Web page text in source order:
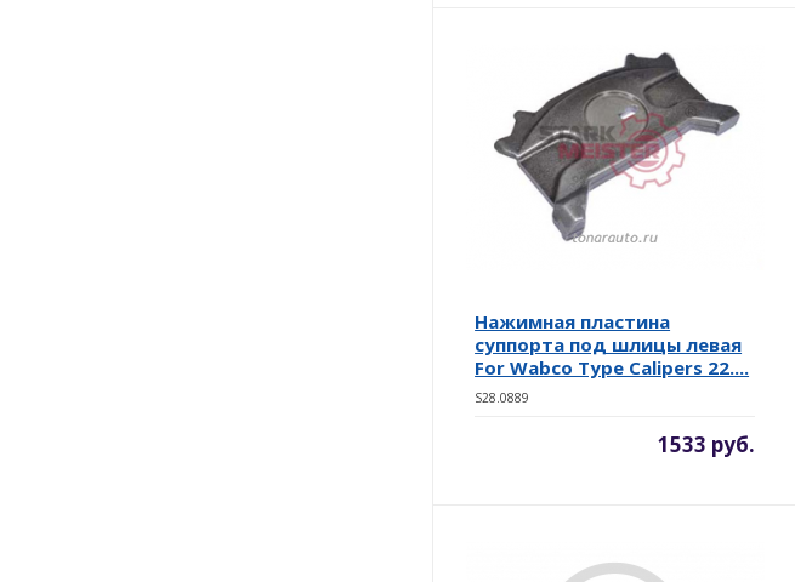
Нажимная пластина
суппорта под шлицы левая
For Wabco Type Calipers 22....
S28.0889
1533 руб.